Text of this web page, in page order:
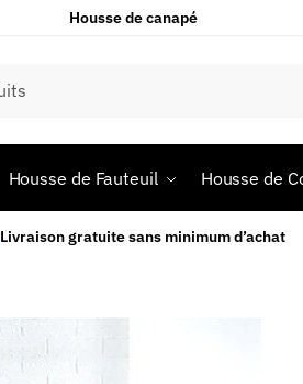
Housse de canapé
Housse de Fauteuil Housse de
Livraison gratuite sans minimum d’achat